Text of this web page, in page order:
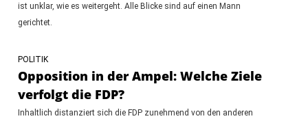
ist unklar, wie es weitergeht. Alle Blicke sind auf einen Mann
gerichtet.
POLITIK
Opposition in der Ampel: Welche Ziele
verfolgt die FDP?
Inhaltlich distanziert sich die FDP zunehmend von den anderen